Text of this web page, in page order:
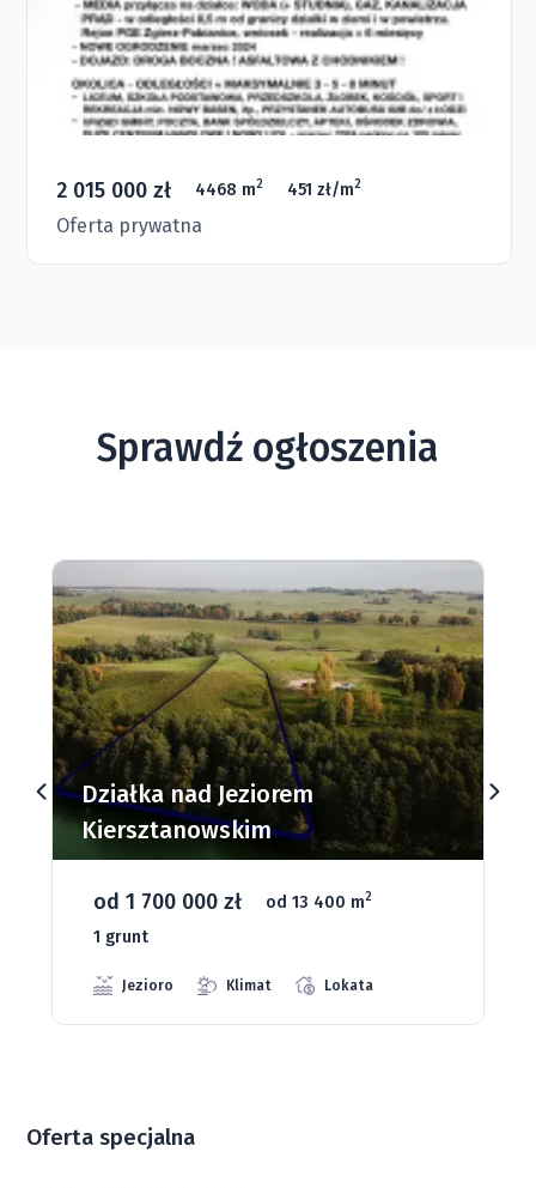
2 015 000 zł 4468 m2 451 zł/m2
Oferta prywatna
Sprawdź ogłoszenia
Działka nad Jeziorem
Kiersztanowskim
od 1 700 000 zł od 13 400 m2
1 grunt
Jezioro Klimat Lokata
Oferta specjalna